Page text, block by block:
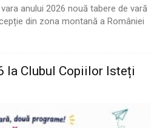
anului 2026 nouă tabere de vară
din zona montană a României
la Clubul Copiilor Isteți